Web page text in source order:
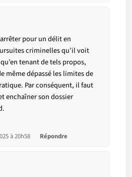
pour un délit en
criminelles qu’il voit
tenant de tels propos,
même dépassé les limites de
Par conséquent, il faut
enchaîner son dossier
à 20h58 Répondre